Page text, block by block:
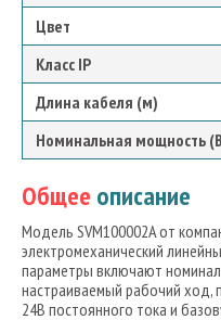
Цвет
Класс IP
Длина кабеля (м)
Номинальная мощность
Общее описание
Модель SVM100002A от
электромеханический
параметры включают
настраиваемый рабочий
24В постоянного тока и